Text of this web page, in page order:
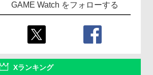
GAME Watch をフォローする
Xランキング